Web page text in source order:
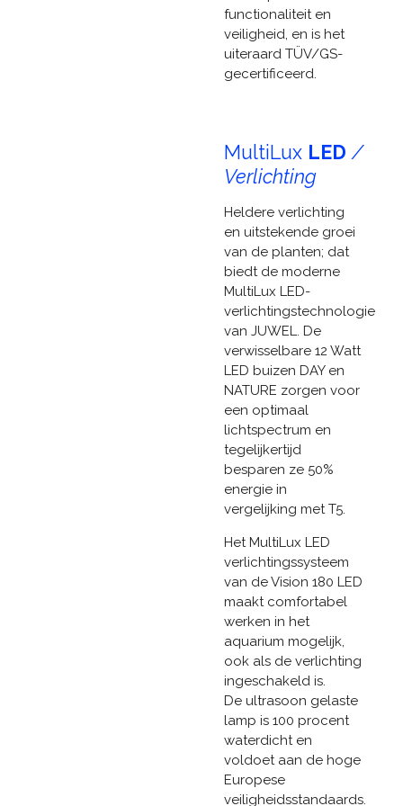
functionaliteit en
veiligheid, en is het
uiteraard TÜV/GS-
gecertificeerd.
MultiLux LED /
Verlichting
Heldere verlichting
en uitstekende groei
van de planten; dat
biedt de moderne
MultiLux LED-
verlichtingstechnologie
van JUWEL. De
verwisselbare 12 Watt
LED buizen DAY en
NATURE zorgen voor
een optimaal
lichtspectrum en
tegelijkertijd
besparen ze 50%
energie in
vergelijking met T5.
Het MultiLux LED
verlichtingssysteem
van de Vision 180 LED
maakt comfortabel
werken in het
aquarium mogelijk,
ook als de verlichting
ingeschakeld is.
De ultrasoon gelaste
lamp is 100 procent
waterdicht en
voldoet aan de hoge
Europese
veiligheidsstandaards.